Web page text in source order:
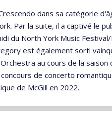
dans sa catégorie
Par la suite, il a captivé le
North York Music
est également sorti
au cours de la
de concerto
de McGill en 2022.